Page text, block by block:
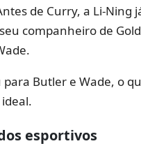
de Curry, a Li-Ning
companheiro de
Butler e Wade, o
esportivos